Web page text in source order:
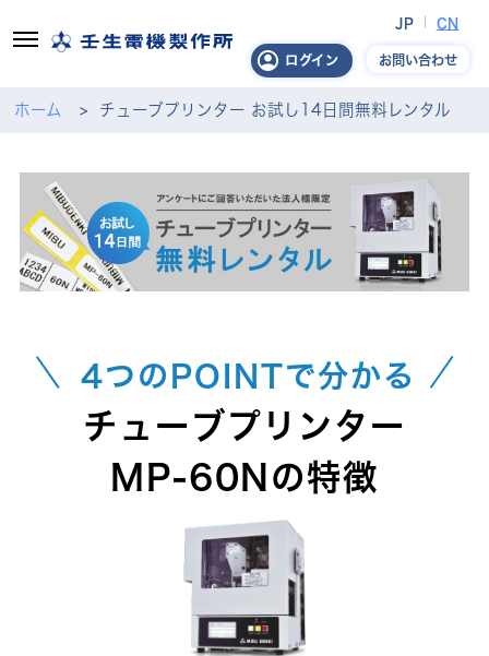
ログイン
JP CN
お問い合わせ
ホーム チューブプリンター お試し14日間無料レンタル
4つのPOINTで分かる
チューブプリンター
MP-60Nの特徴